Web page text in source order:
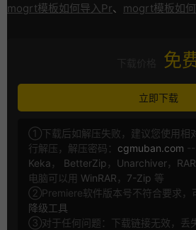
mogrt模板如何导入Pr、 mogrt模板如
免
立即下载
①下载后如解压失败，建议您使用相
行解压，解压密码： cgmuban.com
Keka ， BetterZip ， Unarchiver，
电脑可以用 WinRAR ， 7-Zip 等
②Premiere软件版本号不符合要求，
降级工具
③对于任何问题：下载链接无效，丢